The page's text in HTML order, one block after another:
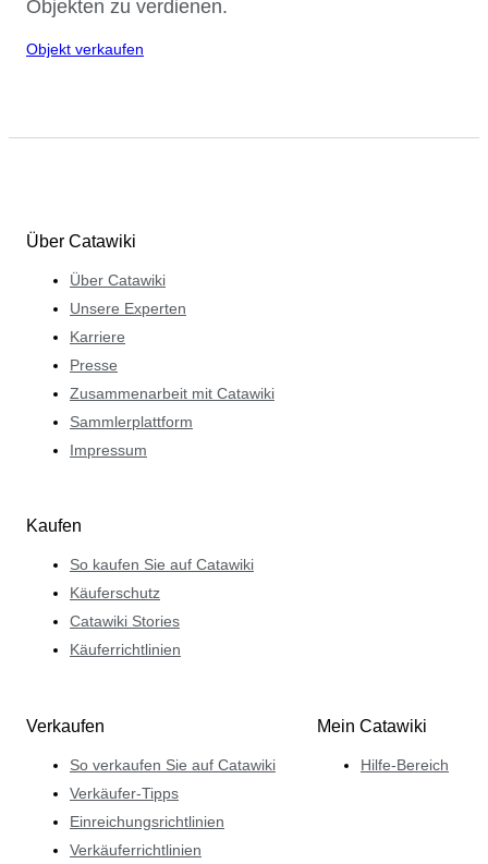
Objekten zu verdienen.
Objekt verkaufen
Über Catawiki
Über Catawiki
Unsere Experten
Karriere
Presse
Zusammenarbeit mit Catawiki
Sammlerplattform
Impressum
Kaufen
So kaufen Sie auf Catawiki
Käuferschutz
Catawiki Stories
Käuferrichtlinien
Verkaufen
So verkaufen Sie auf Catawiki
Verkäufer-Tipps
Einreichungsrichtlinien
Verkäuferrichtlinien
Mein Catawiki
Hilfe-Bereich